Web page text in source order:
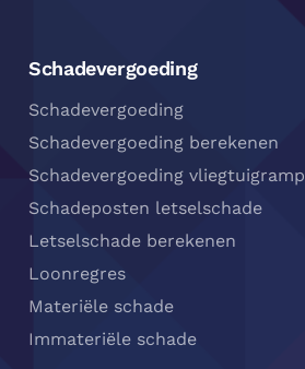
Schadevergoeding
Schadevergoeding
Schadevergoeding berekenen
Schadevergoeding vliegtuigramp
Schadeposten letselschade
Letselschade berekenen
Loonregres
Materiële schade
Immateriële schade